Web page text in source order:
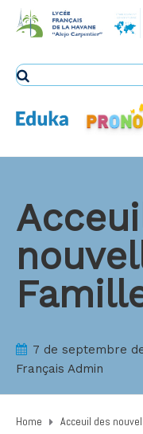
7 de septembre
Français Admin
Home Acceuil des